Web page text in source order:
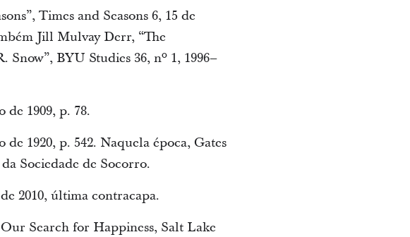
Times and Seasons 6, 15 de
Jill Mulvay Derr, “The
BYU Studies 36, nº 1, 1996–
1909, p. 78.
1920, p. 542. Naquela época, Gates
Sociedade de Socorro.
2010, última contracapa.
Search for Happiness, Salt Lake